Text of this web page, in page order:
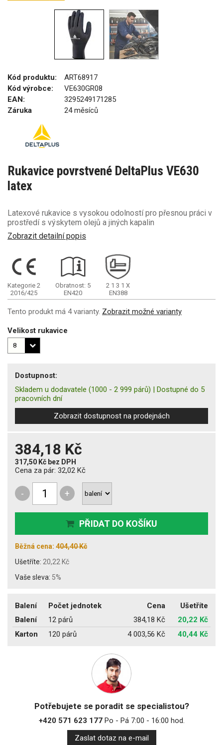
Kód produktu:
ART68917
Kód výrobce:
VE630GR08
EAN:
3295249171285
Záruka
24 měsíců
Rukavice povrstvené DeltaPlus VE630
latex
Latexové rukavice s vysokou odolností pro přesnou práci v
prostředí s výskytem olejů a jiných kapalin
Zobrazit detailní popis
Kategorie 2
2016/425
Obratnost: 5
EN420
2 1 3 1 X
EN388
Tento produkt má 4 varianty. Zobrazit možné varianty
Velikost rukavice
Dostupnost:
Skladem u dodavatele (1000 - 2 999 párů) | Dostupné do 5
pracovních dní
Zobrazit dostupnost na prodejnách
384,18 Kč
317,50 Kč bez DPH
Cena za pár: 32,02 Kč
- +
PŘIDAT DO KOŠÍKU
Běžná cena: 404,40 Kč
Ušetříte: 20,22 Kč
Vaše sleva: 5%
Balení Počet jednotek Cena
Ušetříte
Balení
12 párů 384,18 Kč
20,22 Kč
Karton
120 párů 4 003,56 Kč 40,44 Kč
Potřebujete se poradit se specialistou?
+420 571 623 177Po - Pá 7:00 - 16:00 hod.
Zaslat dotaz na e-mail